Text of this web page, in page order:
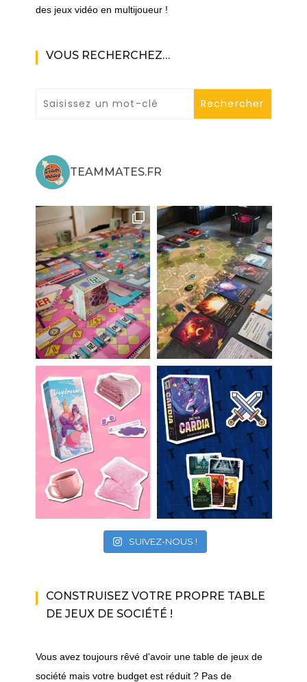
des jeux vidéo en multijoueur !
VOUS RECHERCHEZ…
TEAMMATES.FR
SUIVEZ-NOUS !
CONSTRUISEZ VOTRE PROPRE TABLE
DE JEUX DE SOCIÉTÉ !
Vous avez toujours rêvé d'avoir une table de jeux de
société mais votre budget est réduit ? Pas de